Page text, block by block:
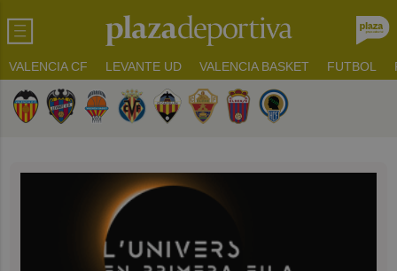
VALENCIA CF LEVANTE UD VALENCIA BASKET FUTBOL